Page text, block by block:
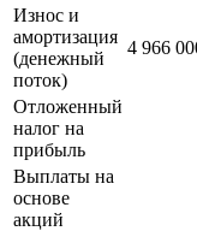
Износ и
амортизация
(денежный
поток)
4 966
Отложенный
налог на
прибыль
Выплаты на
основе
акций